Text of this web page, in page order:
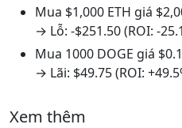
Mua $1,000 ETH giá
→ Lỗ: -$251.50 (ROI: -
Mua 1000 DOGE giá
→ Lãi: $49.75 (ROI:
Xem thêm